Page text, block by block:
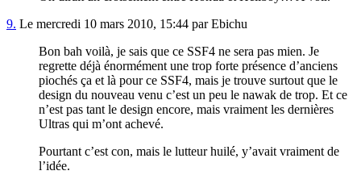
9. Le mercredi 10 mars 2010, 15:44 par Ebichu
Bon bah voilà, je sais que ce SSF4 ne sera pas mien. Je
regrette déjà énormément une trop forte présence d’anciens
piochés ça et là pour ce SSF4, mais je trouve surtout que le
design du nouveau venu c’est un peu le nawak de trop. Et ce
n’est pas tant le design encore, mais vraiment les dernières
Ultras qui m’ont achevé.
Pourtant c’est con, mais le lutteur huilé, y’avait vraiment de
l’idée.